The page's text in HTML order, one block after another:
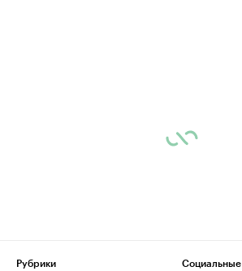
Рубрики
Социальные